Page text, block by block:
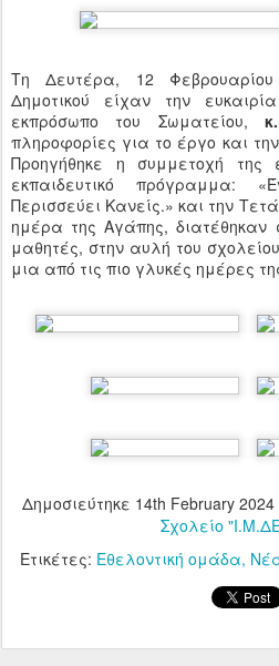
Τη Δευτέρα, 12
Δημοτικού είχαν την
εκπρόσωπο του Σωματείου,
πληροφορίες για το έργο και
Προηγήθηκε η συμμετοχή της
εκπαιδευτικό πρόγραμμα:
Περισσεύει Κανείς.» και την
ημέρα της Αγάπης, διατέθηκαν
μαθητές, στην αυλή του
μια από τις πιο γλυκές ημέρες
Δημοσιεύτηκε 14th February 2024
Σχολείο
Ετικέτες: Εθελοντική ομάδα